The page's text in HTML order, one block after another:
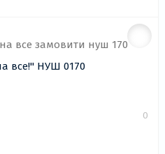
Стенд "Заходь, у нас можна все!" НУШ 0170
0